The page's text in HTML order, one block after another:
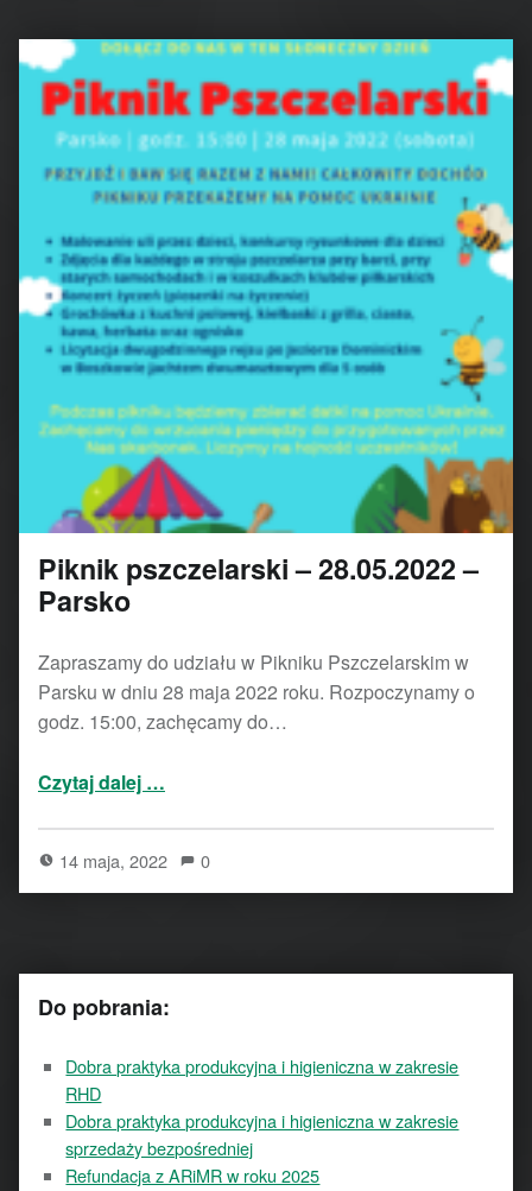
Piknik pszczelarski – 28.05.2022 –
Parsko
Zapraszamy do udziału w Pikniku Pszczelarskim w
Parsku w dniu 28 maja 2022 roku. Rozpoczynamy o
godz. 15:00, zachęcamy do…
Czytaj dalej …
14 maja, 2022 0
Do pobrania:
Dobra praktyka produkcyjna i higieniczna w zakresie
RHD
Dobra praktyka produkcyjna i higieniczna w zakresie
sprzedaży bezpośredniej
Refundacja z ARiMR w roku 2025